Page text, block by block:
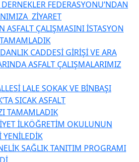
FEDERASYONU’NDAN
ZİYARET
ASFALT ÇALIŞMASINI İSTASYON
CADDESİ GİRİŞİ VE ARA
ASFALT ÇALIŞMALARIMIZ
LALE SOKAK VE BİNBAŞI
SICAK ASFALT
TAMAMLADIK
İLKÖĞRETİM OKULUNUN
YENİLEDİK
SAĞLIK TANITIM PROGRAMI